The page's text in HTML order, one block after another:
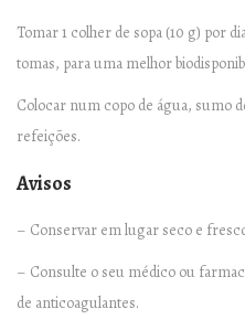
Tomar 1 colher de sopa (10 g) por
tomas, para uma melhor
Colocar num copo de água, sumo
refeições.
Avisos
– Conservar em lugar seco e
– Consulte o seu médico ou
de anticoagulantes.